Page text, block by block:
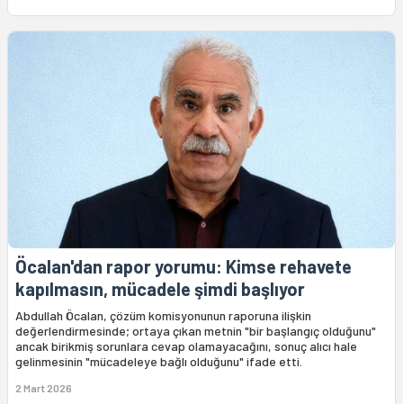
Öcalan'dan rapor yorumu: Kimse rehavete
kapılmasın, mücadele şimdi başlıyor
Abdullah Öcalan, çözüm komisyonunun raporuna ilişkin
değerlendirmesinde; ortaya çıkan metnin "bir başlangıç olduğunu"
ancak birikmiş sorunlara cevap olamayacağını, sonuç alıcı hale
gelinmesinin "mücadeleye bağlı olduğunu" ifade etti.
2 Mart 2026